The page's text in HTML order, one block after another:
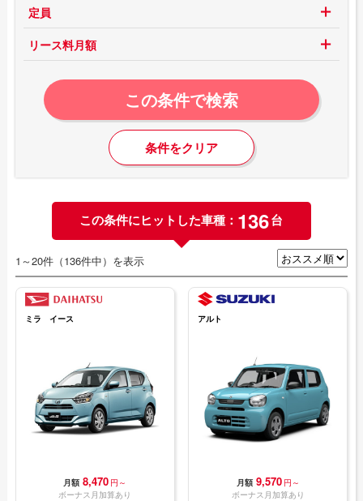
定員
リース料月額
この条件で検索
条件をクリア
この条件にヒットした車種： 136台
1～20件（136件中）を表示
ミラ イース
月額 8,470 円～
ボーナス月加算あり
アルト
月額 9,570 円～
ボーナス月加算あり